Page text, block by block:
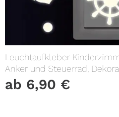
Leuchtaufkleber
Anker und Steuerrad,
ab 6,90 €